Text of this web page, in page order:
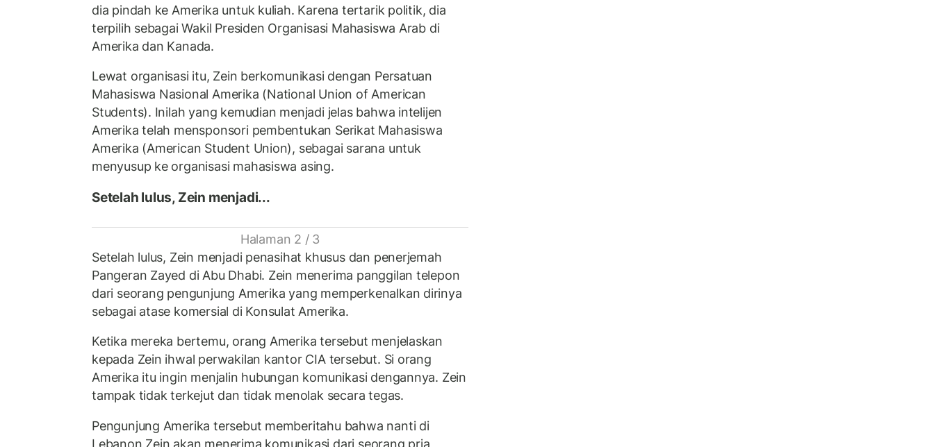
dia pindah ke Amerika untuk kuliah. Karena tertarik politik, dia
terpilih sebagai Wakil Presiden Organisasi Mahasiswa Arab di
Amerika dan Kanada.
Lewat organisasi itu, Zein berkomunikasi dengan Persatuan
Mahasiswa Nasional Amerika (National Union of American
Students). Inilah yang kemudian menjadi jelas bahwa intelijen
Amerika telah mensponsori pembentukan Serikat Mahasiswa
Amerika (American Student Union), sebagai sarana untuk
menyusup ke organisasi mahasiswa asing.
Setelah lulus, Zein menjadi...
Halaman 2 / 3
Setelah lulus, Zein menjadi penasihat khusus dan penerjemah
Pangeran Zayed di Abu Dhabi. Zein menerima panggilan telepon
dari seorang pengunjung Amerika yang memperkenalkan dirinya
sebagai atase komersial di Konsulat Amerika.
Ketika mereka bertemu, orang Amerika tersebut menjelaskan
kepada Zein ihwal perwakilan kantor CIA tersebut. Si orang
Amerika itu ingin menjalin hubungan komunikasi dengannya. Zein
tampak tidak terkejut dan tidak menolak secara tegas.
Pengunjung Amerika tersebut memberitahu bahwa nanti di
Lebanon Zein akan menerima komunikasi dari seorang pria